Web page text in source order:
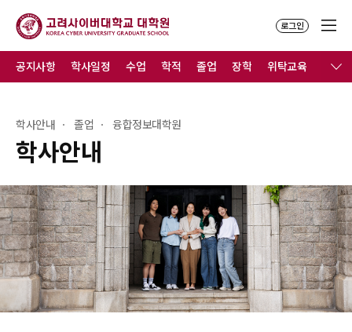
로그인
학사안내
학사안내 졸업 융합정보대학원
공지사항 학사일정 수업 학적 졸업 장학 위탁교육